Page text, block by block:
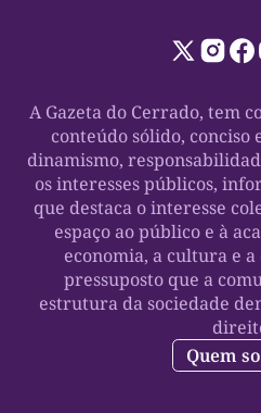
A Gazeta do Cerrado, tem
conteúdo sólido, conciso
dinamismo,
os interesses públicos,
que destaca o interesse
espaço ao público e à
economia, a cultura e
pressuposto que a
estrutura da sociedade
Quem